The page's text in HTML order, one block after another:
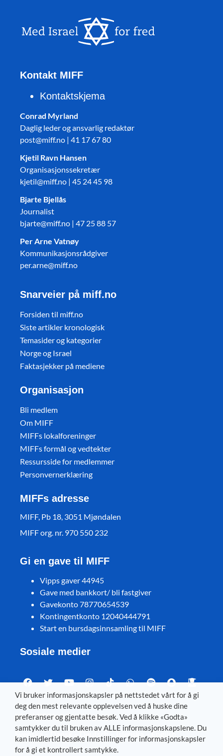
Kontakt MIFF
Kontaktskjema
Conrad Myrland
Daglig leder og ansvarlig redaktør
post@miff.no | 41 17 67 80
Kjetil Ravn Hansen
Organisasjonssekretær
kjetil@miff.no | 45 24 45 98
Bjarte Bjellås
Journalist
bjarte@miff.no | 47 25 88 57
Per Arne Vatnøy
Kommunikasjonsrådgiver
per.arne@miff.no
Snarveier på miff.no
Forsiden til miff.no
Siste artikler kronologisk
Temasider og kategorier
Norge og Israel
Faktasjekker på mediene
Organisasjon
Bli medlem
Om MIFF
MIFFs lokalforeninger
MIFFs formål og vedtekter
Ressursside for medlemmer
Personvernerklæring
MIFFs adresse
MIFF, Pb 18, 3051 Mjøndalen
MIFF org. nr. 970 550 232
Gi en gave til MIFF
Vipps gaver 44945
Gave med bankkort/ bli fastgiver
Gavekonto 78770654539
Kontingentkonto 12040444791
Start en bursdagsinnsamling til MIFF
Sosiale medier
Visit MIFF in other languages
Svenska– Dansk – Deutsch– Íslenska –English
Vi bruker informasjonskapsler på nettstedet vårt for å gi
deg den mest relevante opplevelsen ved å huske dine
preferanser og gjentatte besøk. Ved å klikke «Godta»
samtykker du til bruken av ALLE informasjonskapslene. Du
kan imidlertid besøke Innstillinger for informasjonskapsler
for å gi et kontrollert samtykke.